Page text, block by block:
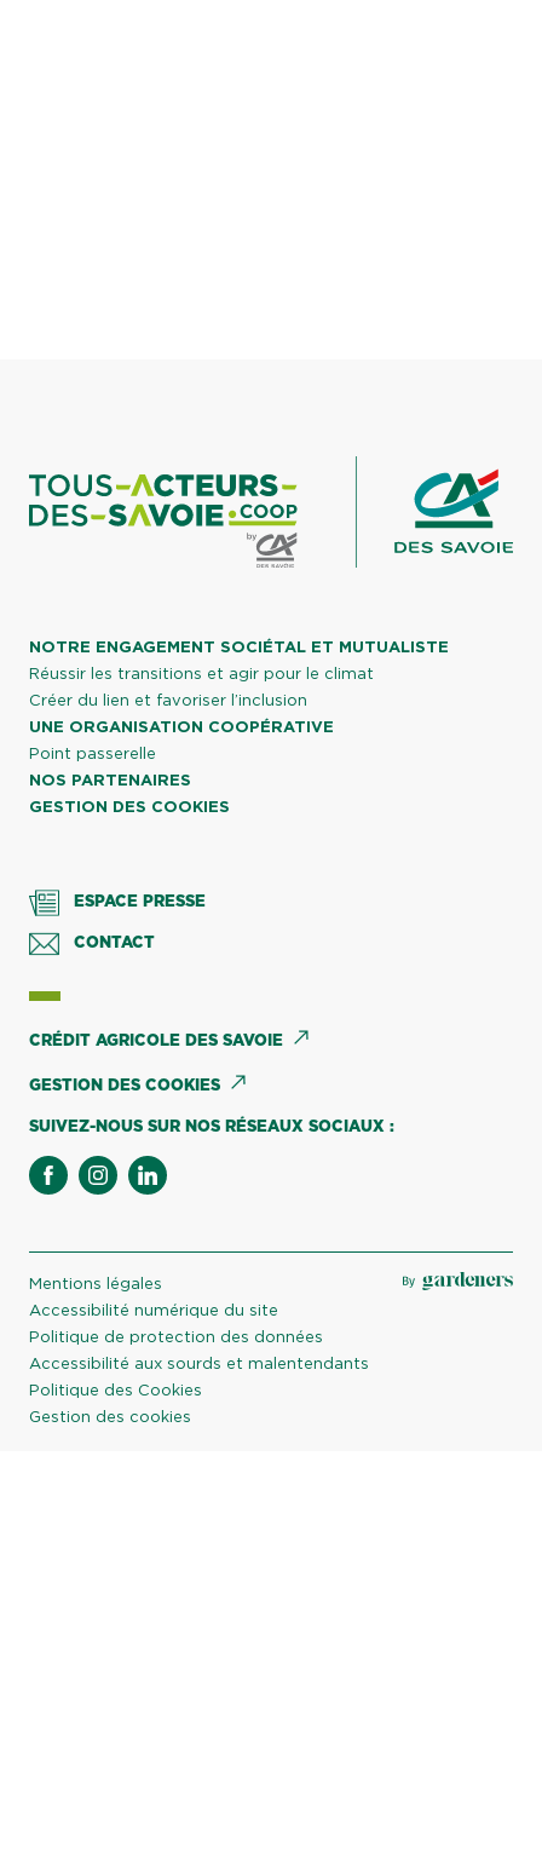
NOTRE ENGAGEMENT SOCIÉTAL ET MUTUALISTE
Réussir les transitions et agir pour le climat
Créer du lien et favoriser l’inclusion
UNE ORGANISATION COOPÉRATIVE
Point passerelle
NOS PARTENAIRES
GESTION DES COOKIES
ESPACE PRESSE
CONTACT
CRÉDIT AGRICOLE DES SAVOIE
GESTION DES COOKIES
SUIVEZ-NOUS SUR NOS RÉSEAUX SOCIAUX :
facebookinstagramlinkedin
Mentions légales
Accessibilité numérique du site
Politique de protection des données
Accessibilité aux sourds et malentendants
Politique des Cookies
Gestion des cookies